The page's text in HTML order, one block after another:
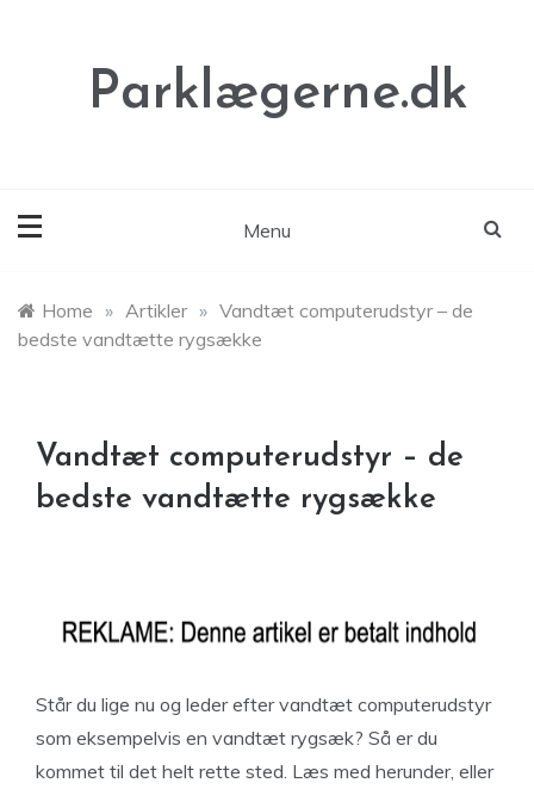
Parklægerne.dk
Menu
Home » Artikler » Vandtæt computerudstyr – de
bedste vandtætte rygsække
Vandtæt computerudstyr – de
bedste vandtætte rygsække
Står du lige nu og leder efter vandtæt computerudstyr
som eksempelvis en vandtæt rygsæk? Så er du
kommet til det helt rette sted. Læs med herunder, eller